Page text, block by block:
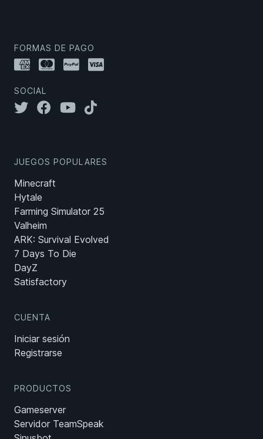
FORMAS DE PAGO
SOCIAL
JUEGOS POPULARES
Minecraft
Hytale
Farming Simulator 25
Valheim
ARK: Survival Evolved
7 Days To Die
DayZ
Satisfactory
CUENTA
Iniciar sesión
Registrarse
PRODUCTOS
Gameserver
Servidor TeamSpeak